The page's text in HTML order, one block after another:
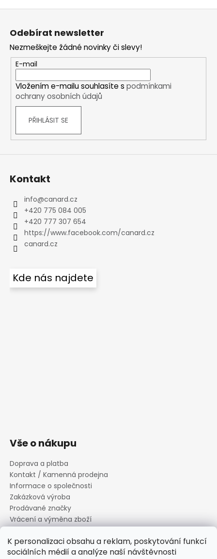
K personalizaci obsahu a reklam, poskytování funkcí
sociálních médií a analýze naší návštěvnosti
Z
Odebírat newsletter
Nezmeškejte žádné novinky či slevy!
E-mail
Vložením e-mailu souhlasíte s podmínkami
ochrany osobních údajů
PŘIHLÁSIT SE
Kontakt
info@canard.cz
+420 775 084 005
+420 777 307 654
https://www.facebook.com/canard.cz
canard.cz
Kde nás najdete
Vše o nákupu
Doprava a platba
Kontakt / Kamenná prodejna
Informace o společnosti
Zakázková výroba
Prodávané značky
Vrácení a výměna zboží
Informace o souborech cookies
Reklamační řád